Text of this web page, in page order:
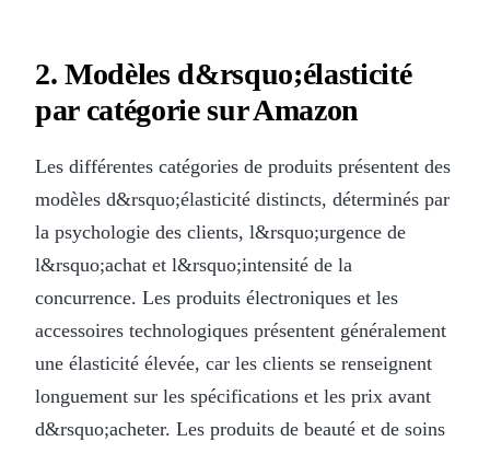
2. Modèles d&rsquo;élasticité
par catégorie sur Amazon
Les différentes catégories de produits présentent des
modèles d&rsquo;élasticité distincts, déterminés par
la psychologie des clients, l&rsquo;urgence de
l&rsquo;achat et l&rsquo;intensité de la
concurrence. Les produits électroniques et les
accessoires technologiques présentent généralement
une élasticité élevée, car les clients se renseignent
longuement sur les spécifications et les prix avant
d&rsquo;acheter. Les produits de beauté et de soins